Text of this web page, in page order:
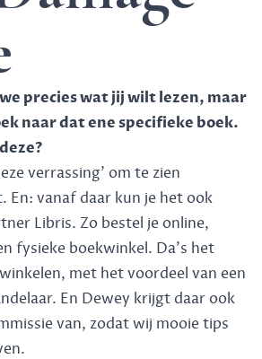
precies wat jij wilt lezen, maar
naar dat ene specifieke boek.
verrassing' om te zien
En: vanaf daar kun je het ook
Libris. Zo bestel je online,
fysieke boekwinkel. Da's het
met het voordeel van een
En Dewey krijgt daar ook
van, zodat wij mooie tips